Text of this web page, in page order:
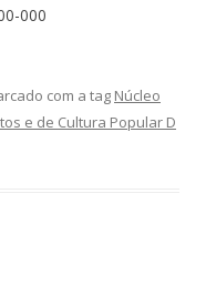
000
com a tag Núcleo
e de Cultura Popular D